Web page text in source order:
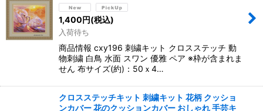
1,400円(税込)
入荷待ち
商品情報 cxy196 刺繍キット クロスステッチ 動
物刺繍 白鳥 水面 スワン 優雅 ペア ※枠が含まれま
せん 布サイズ(約)：50ｘ4…
クロスステッチキット 刺繍キット 花柄 クッショ
ンカバー 花のクッションカバー おしゃれ 手芸キ